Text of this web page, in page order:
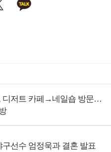
디저트 카페→네일숍 방문…
구선수 엄정욱과 결혼 발표